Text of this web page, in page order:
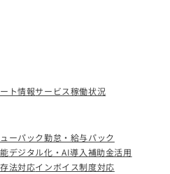
ト情報サービス稼働状況
ーパック勤怠・給与パック
デジタル化・AI導入補助金活用
法対応インボイス制度対応